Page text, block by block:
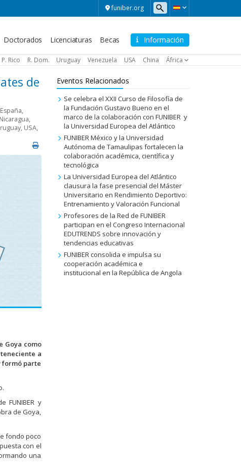
funiber.org
Información
Doctorados Licenciaturas Becas
P. Rico R. Dom. Uruguay Venezuela USA China África
de
España,
Nicaragua,
, USA,
Goya como
a
formó parte
FUNIBER y
de Goya,
fondo poco
con el
una
Eventos Relacionados
Se celebra el XXII Curso de Filosofía de
la Fundación Gustavo Bueno en el
marco de la colaboración con FUNIBER y
la Universidad Europea del Atlántico
FUNIBER México y la Universidad
Autónoma de Tamaulipas fortalecen la
colaboración académica, científica y
tecnológica
La Universidad Europea del Atlántico
clausura la fase presencial del Máster
Universitario en Rendimiento Deportivo:
Entrenamiento y Valoración Funcional
Profesores de la Red de FUNIBER
participan en el Congreso Internacional
EDUTRENDS sobre innovación y
tendencias educativas
FUNIBER consolida e impulsa su
cooperación académica e
institucional en la República de Angola